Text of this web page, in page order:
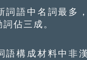
語中名詞最多，
佔三成。
構成材料中非